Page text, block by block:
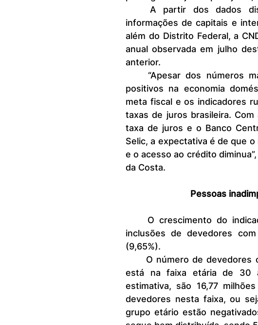
informações de capitais e
além do Distrito Federal, a
anual observada em julho
anterior.
positivos na economia
meta fiscal e os indicadores
taxas de juros brasileira.
taxa de juros e o Banco
Selic, a expectativa é de que
e o acesso ao crédito
da Costa.
Pessoas
inclusões de devedores
(9,65%).
está na faixa etária de 30
estimativa, são 16,77
devedores nesta faixa, ou
grupo etário estão